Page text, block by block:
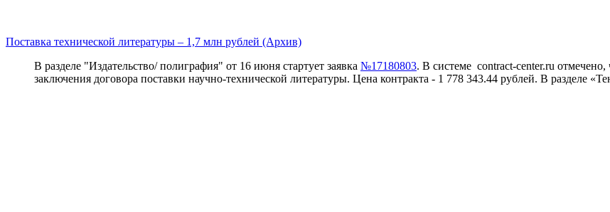
Поставка технической литературы – 1,7 млн рублей (Архив)
В разделе "Издательство/ полиграфия" от 16 июня стартует заявка №17180803. В системе contract-center.ru отмечено,
заключения договора поставки научно-технической литературы. Цена контракта - 1 778 343.44 рублей. В разделе